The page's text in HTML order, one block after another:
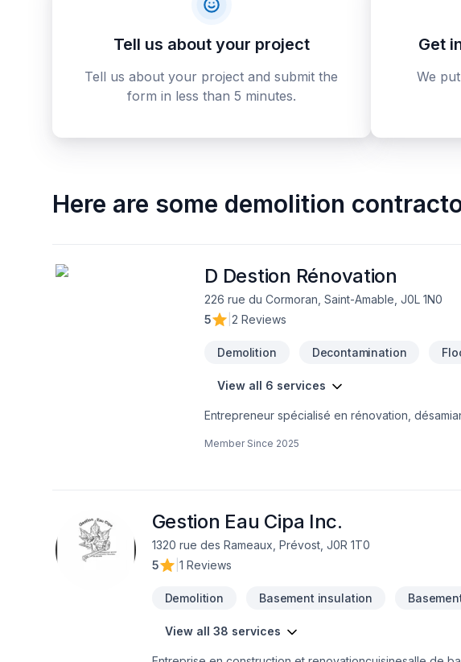
Tell us about your project
Tell us about your project and submit the
form in less than 5 minutes.
Get
We
Here are some demolition
D Destion Rénovation
226 rue du Cormoran, Saint-Amable, J0L 1N0
5
2 Reviews
Demolition Decontamination
View all 6 services
Entrepreneur spécialisé en rénovation,
Member Since 2025
Gestion Eau Cipa Inc.
1320 rue des Rameaux, Prévost, J0R 1T0
5
1 Reviews
Demolition Basement insulation
View all 38 services